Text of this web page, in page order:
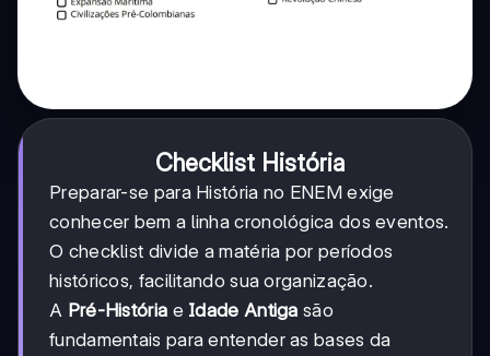
Checklist História
Preparar-se para História no ENEM exige
conhecer bem a linha cronológica dos eventos.
O checklist divide a matéria por períodos
históricos, facilitando sua organização.
A Pré-História e Idade Antiga são
fundamentais para entender as bases da